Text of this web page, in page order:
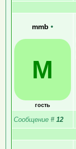
mmb •
M
гость
Сообщение # 12